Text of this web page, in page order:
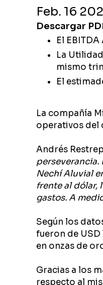
Feb. 16
Descargar
El
La
mismo
El
La compañía
operativos del
Andrés
Nechí Aluvial
frente al dólar,
gastos. A
Según los
fueron de
en onzas de
Gracias a los
respecto al